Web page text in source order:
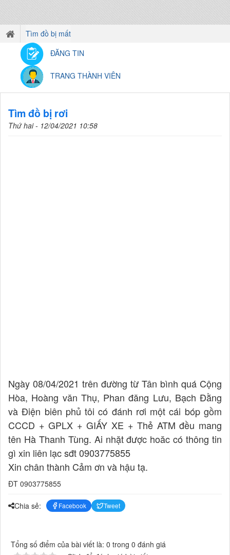
Tìm đồ bị mất
ĐĂNG TIN
TRANG THÀNH VIÊN
Tìm đồ bị rơi
Thứ hai - 12/04/2021 10:58
Ngày 08/04/2021 trên đường từ Tân bình quá Cộng
Hòa, Hoàng văn Thụ, Phan đăng Lưu, Bạch Đằng
và Điện biên phủ tôi có đánh rơi một cái bóp gồm
CCCD + GPLX + GIẤY XE + Thẻ ATM đều mang
tên Hà Thanh Tùng. Ai nhặt được hoăc có thông tin
gì xin liên lạc sđt 0903775855
Xin chân thành Cảm ơn và hậu tạ.
ĐT 0903775855
Chia sẻ: Facebook Tweet
Tổng số điểm của bài viết là: 0 trong 0 đánh giá